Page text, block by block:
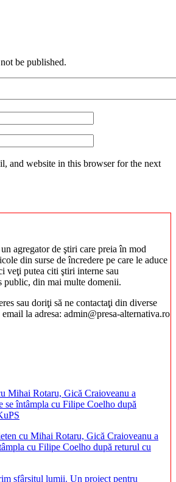
be published.
and website in this browser for the next
agregator de ştiri care preia în mod
din surse de încredere pe care le aduce
veţi putea citi ştiri interne sau
public, din mai multe domenii.
sau doriţi să ne contactaţi din diverse
la adresa: admin@presa-alternativa.ro
cu Mihai Rotaru, Gică Craioveanu a
cu Filipe Coelho după returul cu